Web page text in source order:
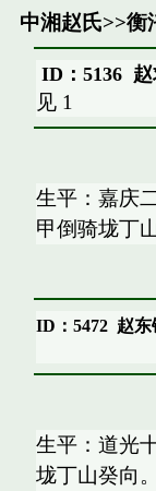
中湘赵氏>>衡
ID：5136
见 1
生平：嘉庆
甲倒骑垅丁
ID：5472 赵东
生平：道光
垅丁山癸向